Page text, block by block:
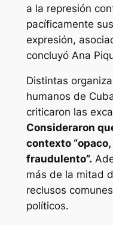
a la represión
pacíficamente
expresión,
concluyó Ana
Distintas
humanos de
criticaron las
Consideraron
contexto
fraudulento”.
más de la mitad
reclusos
políticos.